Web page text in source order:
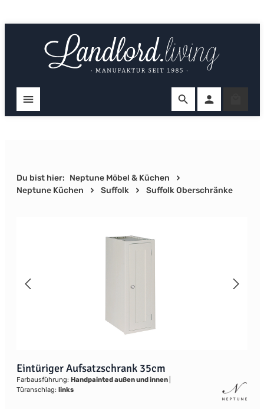
Du bist hier: Neptune Möbel & Küchen
Neptune Küchen
Suffolk Suffolk Oberschränke
Eintüriger Aufsatzschrank 35cm
Farbausführung: Handpainted außen und innen
Türanschlag: links